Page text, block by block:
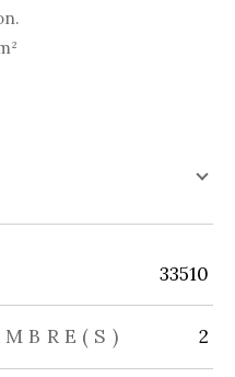
TRAD_ZEPHYR_Valeurs
33510
2